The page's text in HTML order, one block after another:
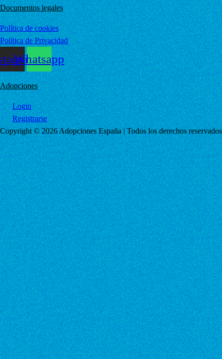
Documentos legales
Política de cookies
Política de Privacidad
Whatsapp
Adopciones
Login
Registrarse
Copyright © 2026 Adopciones España | Todos los derechos reservados